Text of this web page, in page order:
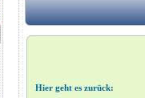
Hier geht es zurück: